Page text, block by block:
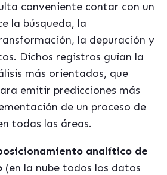
conveniente contar con un
la búsqueda, la
la depuración y
Dichos registros guían la
más orientados, que
emitir predicciones más
de un proceso de
todas las áreas.
analítico de
(en la nube todos los datos